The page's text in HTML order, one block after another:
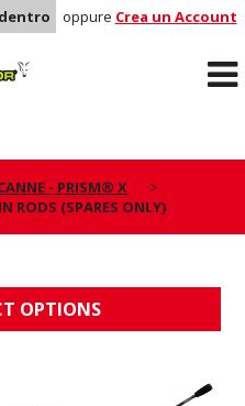
oppure Crea un Account
- PRISM® X
RODS (SPARES ONLY)
OPTIONS